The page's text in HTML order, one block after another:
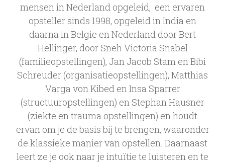
mensen in Nederland opgeleid, een ervaren
opsteller sinds 1998, opgeleid in India en
daarna in Belgie en Nederland door Bert
Hellinger, door Sneh Victoria Snabel
(familieopstellingen), Jan Jacob Stam en Bibi
Schreuder (organisatieopstellingen), Matthias
Varga von Kibed en Insa Sparrer
(structuuropstellingen) en Stephan Hausner
(ziekte en trauma opstellingen) en houdt
ervan om je de basis bij te brengen, waaronder
de klassieke manier van opstellen. Daarnaast
leert ze je ook naar je intuïtie te luisteren en te